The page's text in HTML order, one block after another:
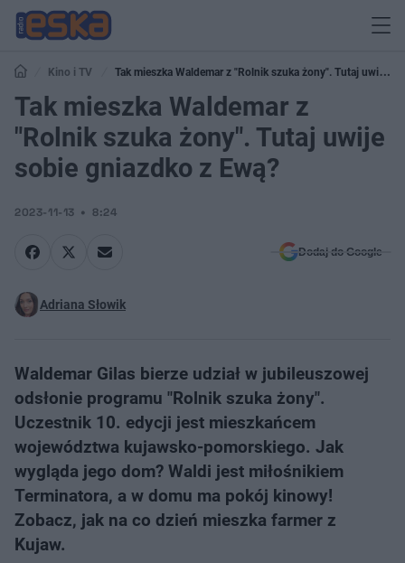
Kino i TV
Tak mieszka Waldemar z "Rolnik szuka żony". Tutaj uwije
sobie gniazdko z Ewą?
Tak mieszka Waldemar z
"Rolnik szuka żony". Tutaj uwije
sobie gniazdko z Ewą?
2023-11-13 8:24
Dodaj do Google
Adriana Słowik
Waldemar Gilas bierze udział w jubileuszowej
odsłonie programu "Rolnik szuka żony".
Uczestnik 10. edycji jest mieszkańcem
województwa kujawsko-pomorskiego. Jak
wygląda jego dom? Waldi jest miłośnikiem
Terminatora, a w domu ma pokój kinowy!
Zobacz, jak na co dzień mieszka farmer z
Kujaw.